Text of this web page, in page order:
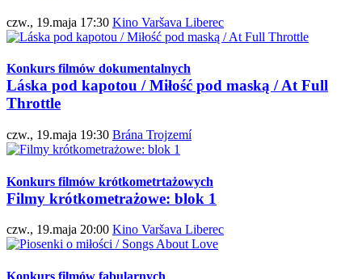
czw., 19.maja 17:30 Kino Varšava Liberec
Konkurs filmów dokumentalnych
Láska pod kapotou / Miłość pod maską / At Full
Throttle
czw., 19.maja 19:30 Brána Trojzemí
Konkurs filmów krótkometrtażowych
Filmy krótkometrażowe: blok 1
czw., 19.maja 20:00 Kino Varšava Liberec
Konkurs filmów fabularnych